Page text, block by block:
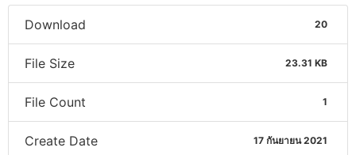
Download 20
File Size 23.31 KB
File Count 1
Create Date 17 กันยายน 2021